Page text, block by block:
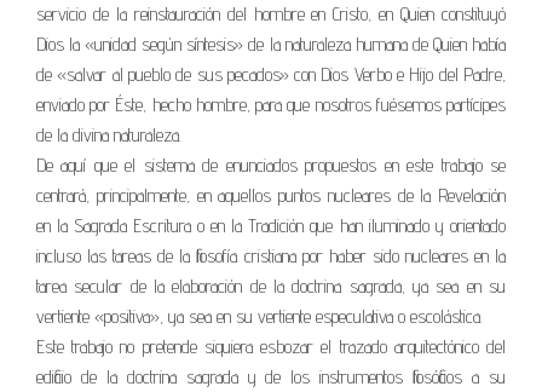
servicio de la reinstauración del hombre en Cristo, en Quien constituyó
Dios la «unidad según síntesis» de la naturaleza humana de Quien había
de «salvar al pueblo de sus pecados» con Dios Verbo e Hijo del Padre,
enviado por Éste, hecho hombre, para que nosotros fuésemos partícipes
de la divina naturaleza.
De aquí que el sistema de enunciados propuestos en este trabajo se
centrará, principalmente, en aquellos puntos nucleares de la Revelación
en la Sagrada Escritura o en la Tradición que han iluminado y orientado
incluso las tareas de la filosofía cristiana por haber sido nucleares en la
tarea secular de la elaboración de la doctrina sagrada, ya sea en su
vertiente «positiva», ya sea en su vertiente especulativa o escolástica.
Este trabajo no pretende siquiera esbozar el trazado arquitectónico del
edificio de la doctrina sagrada y de los instrumentos filosóficos a su